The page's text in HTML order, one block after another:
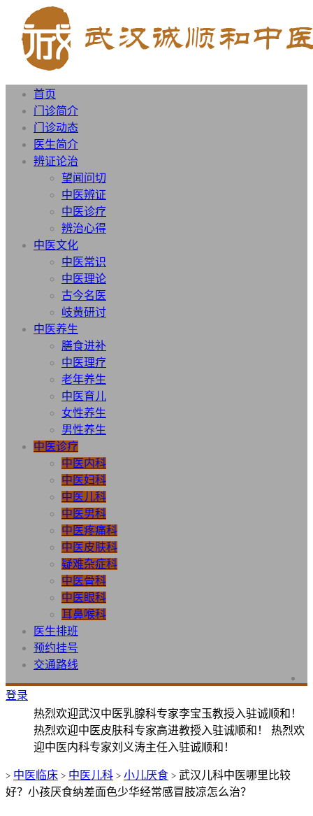
首页
门诊简介
门诊动态
医生简介
辨证论治
望闻问切
中医辨证
中医诊疗
辨治心得
中医文化
中医常识
中医理论
古今名医
岐黄研讨
中医养生
膳食进补
中医理疗
老年养生
中医育儿
女性养生
男性养生
中医诊疗
中医内科
中医妇科
中医儿科
中医男科
中医疼痛科
中医皮肤科
疑难杂症科
中医骨科
中医眼科
耳鼻喉科
医生排班
预约挂号
交通路线
登录
热烈欢迎武汉中医乳腺科专家李宝玉教授入驻诚顺和！
热烈欢迎中医皮肤科专家高进教授入驻诚顺和！ 热烈欢
迎中医内科专家刘义涛主任入驻诚顺和！
> 中医临床 > 中医儿科 > 小儿厌食 > 武汉儿科中医哪里比较
好？小孩厌食纳差面色少华经常感冒肢凉怎么治？